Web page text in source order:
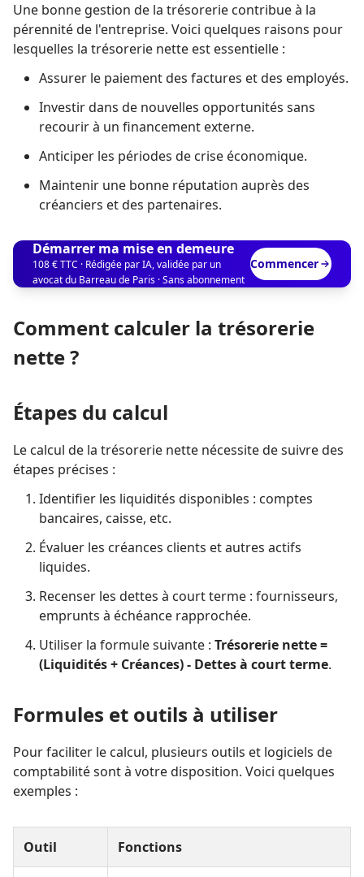
Une bonne gestion de la trésorerie contribue à la
pérennité de l'entreprise. Voici quelques raisons pour
lesquelles la trésorerie nette est essentielle :
Assurer le paiement des factures et des employés.
Investir dans de nouvelles opportunités sans
recourir à un financement externe.
Anticiper les périodes de crise économique.
Maintenir une bonne réputation auprès des
créanciers et des partenaires.
Démarrer ma mise en demeure
108 € TTC · Rédigée par IA, validée par un
avocat du Barreau de Paris · Sans abonnement
Commencer
Comment calculer la trésorerie
nette ?
Étapes du calcul
Le calcul de la trésorerie nette nécessite de suivre des
étapes précises :
Identifier les liquidités disponibles : comptes
bancaires, caisse, etc.
Évaluer les créances clients et autres actifs
liquides.
Recenser les dettes à court terme : fournisseurs,
emprunts à échéance rapprochée.
Utiliser la formule suivante : Trésorerie nette =
(Liquidités + Créances) - Dettes à court terme.
Formules et outils à utiliser
Pour faciliter le calcul, plusieurs outils et logiciels de
comptabilité sont à votre disposition. Voici quelques
exemples :
Outil Fonctions